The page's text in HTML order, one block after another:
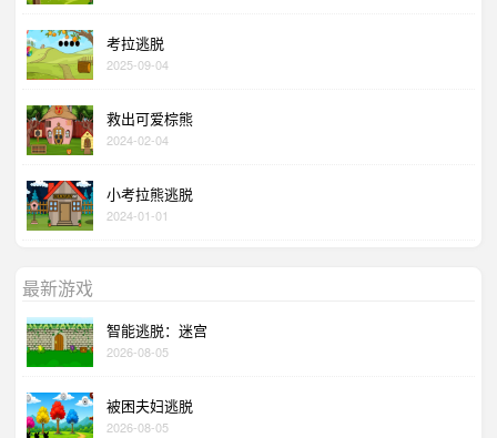
考拉逃脱
2025-09-04
救出可爱棕熊
2024-02-04
小考拉熊逃脱
2024-01-01
最新游戏
智能逃脱：迷宫
2026-08-05
被困夫妇逃脱
2026-08-05